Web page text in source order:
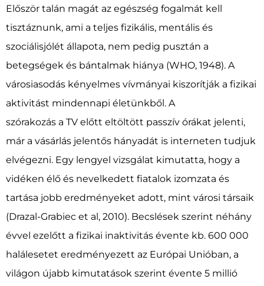
Először talán magát az egészség fogalmát kell
tisztáznunk, ami a teljes fizikális, mentális és
szociálisjólét állapota, nem pedig pusztán a
betegségek és bántalmak hiánya (WHO, 1948). A
városiasodás kényelmes vívmányai kiszorítják a fizikai
aktivitást mindennapi életünkből. A
szórakozás a TV előtt eltöltött passzív órákat jelenti,
már a vásárlás jelentős hányadát is interneten tudjuk
elvégezni. Egy lengyel vizsgálat kimutatta, hogy a
vidéken élő és nevelkedett fiatalok izomzata és
tartása jobb eredményeket adott, mint városi társaik
(Drazal-Grabiec et al, 2010). Becslések szerint néhány
évvel ezelőtt a fizikai inaktivitás évente kb. 600 000
halálesetet eredményezett az Európai Unióban, a
világon újabb kimutatások szerint évente 5 millió